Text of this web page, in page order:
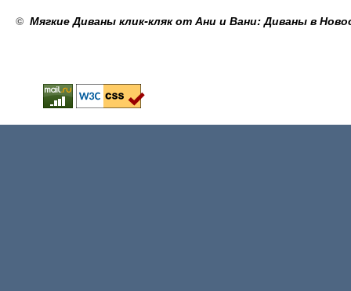
© Мягкие Диваны клик-кляк от Ани и Вани: Диваны в